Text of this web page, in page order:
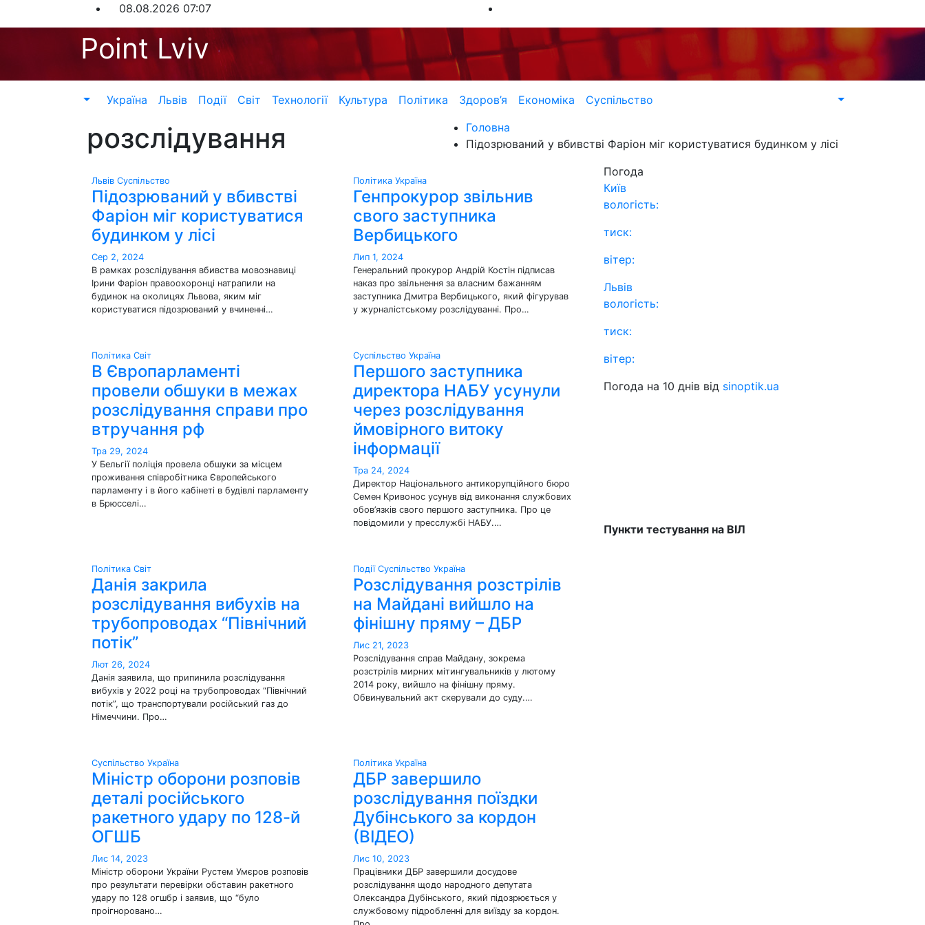
до
08.08.2026 07:07
Point Lviv
Україна Львів Події Світ Технології Культура Політика Здоров’я Економіка Суспільство
розслідування
Головна
Підозрюваний у вбивстві Фаріон міг користуватися будинком у лісі
Львів Суспільство
Підозрюваний у вбивстві
Фаріон міг користуватися
будинком у лісі
Сер 2, 2024
В рамках розслідування вбивства мовознавиці
Ірини Фаріон правоохоронці натрапили на
будинок на околицях Львова, яким міг
користуватися підозрюваний у вчиненні…
Політика Україна
Генпрокурор звільнив
свого заступника
Вербицького
Лип 1, 2024
Генеральний прокурор Андрій Костін підписав
наказ про звільнення за власним бажанням
заступника Дмитра Вербицького, який фігурував
у журналістському розслідуванні. Про…
Політика Світ
В Європарламенті
провели обшуки в межах
розслідування справи про
втручання рф
Тра 29, 2024
У Бельгії поліція провела обшуки за місцем
проживання співробітника Європейського
парламенту і в його кабінеті в будівлі парламенту
в Брюсселі…
Суспільство Україна
Першого заступника
директора НАБУ усунули
через розслідування
ймовірного витоку
інформації
Тра 24, 2024
Директор Національного антикорупційного бюро
Семен Кривонос усунув від виконання службових
обов’язків свого першого заступника. Про це
повідомили у пресслужбі НАБУ.…
Політика Світ
Данія закрила
розслідування вибухів на
трубопроводах “Північний
потік”
Лют 26, 2024
Данія заявила, що припинила розслідування
вибухів у 2022 році на трубопроводах “Північний
потік”, що транспортували російський газ до
Німеччини. Про…
Події Суспільство Україна
Розслідування розстрілів
на Майдані вийшло на
фінішну пряму – ДБР
Лис 21, 2023
Розслідування справ Майдану, зокрема
розстрілів мирних мітингувальників у лютому
2014 року, вийшло на фінішну пряму.
Обвинувальний акт скерували до суду.…
Суспільство Україна
Міністр оборони розповів
деталі російського
ракетного удару по 128-й
ОГШБ
Лис 14, 2023
Міністр оборони України Рустем Умєров розповів
про результати перевірки обставин ракетного
удару по 128 огшбр і заявив, що “було
проігноровано…
Політика Україна
ДБР завершило
розслідування поїздки
Дубінського за кордон
(ВІДЕО)
Лис 10, 2023
Працівники ДБР завершили досудове
розслідування щодо народного депутата
Олександра Дубінського, який підозрюється у
службовому підробленні для виїзду за кордон.
Погода
Київ
вологість:
тиск:
вітер:
Львів
вологість:
тиск:
вітер:
Погода на 10 днів від sinoptik.ua
Пункти тестування на ВІЛ